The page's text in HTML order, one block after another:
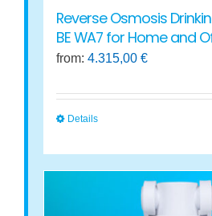
Reverse Osmosis
BE WA7 for Home and
from:4.315,00€
Details
product